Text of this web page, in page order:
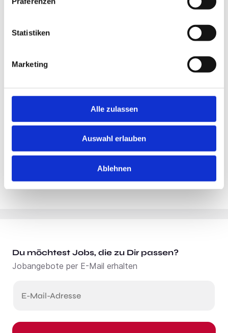
Statistiken
Marketing
Alle zulassen
Auswahl erlauben
Ablehnen
Standort:
Du möchtest Jobs, die zu Dir passen?
Jobangebote per E-Mail erhalten
E-Mail-Adresse